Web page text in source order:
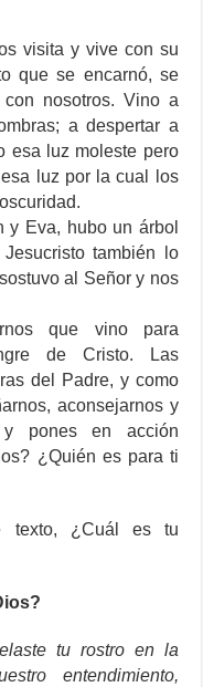
visita y vive con su
que se encarnó, se
nosotros. Vino a
a despertar a
esa luz moleste pero
luz por la cual los
y Eva, hubo un árbol
también lo
al Señor y nos
que vino para
de Cristo. Las
del Padre, y como
aconsejarnos y
y pones en acción
¿Quién es para ti
texto, ¿Cuál es tu
tu rostro en la
entendimiento,